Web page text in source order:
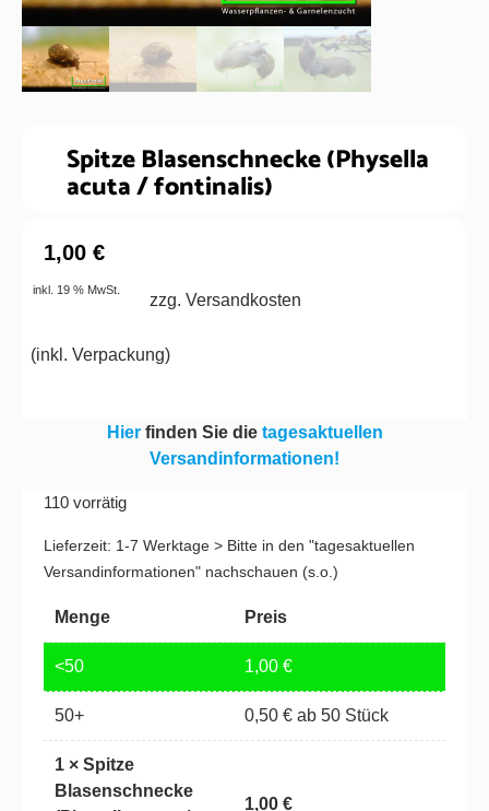
Spitze Blasenschnecke (Physella
acuta / fontinalis)
1,00 €
inkl. 19 % MwSt.
zzg. Versandkosten
(inkl. Verpackung)
Hier finden Sie die tagesaktuellen
Versandinformationen!
110 vorrätig
Lieferzeit: 1-7 Werktage > Bitte in den "tagesaktuellen
Versandinformationen" nachschauen (s.o.)
Menge Preis
<50 1,00 €
50+ 0,50 € ab 50 Stück
1 × Spitze
Blasenschnecke
1,00 €